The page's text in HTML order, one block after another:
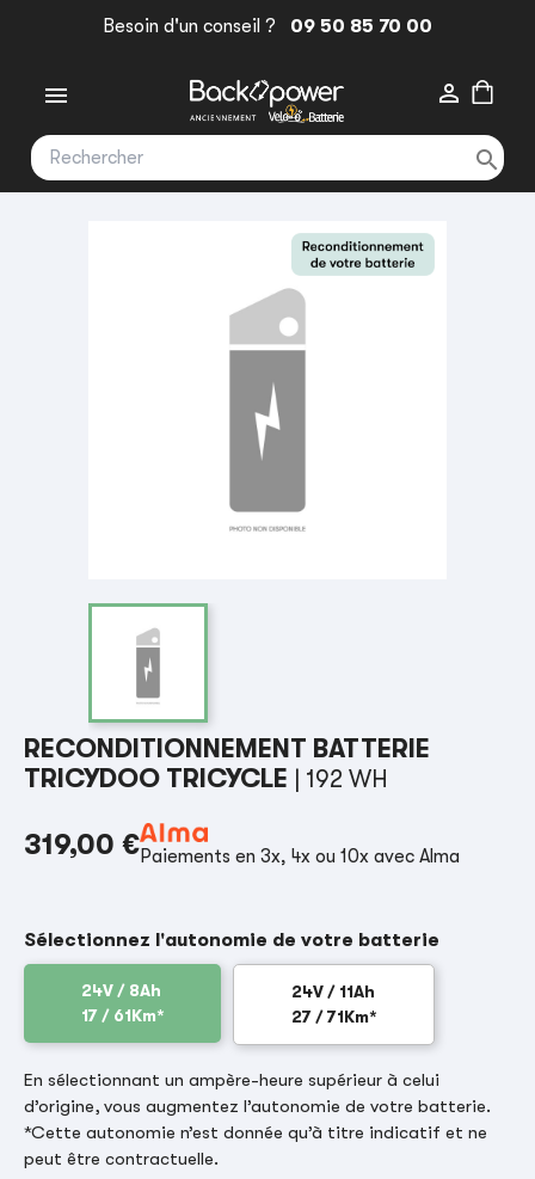
Besoin d'un conseil ? 09 50 85 70 00
 

RECONDITIONNEMENT BATTERIE
TRICYDOO TRICYCLE
| 192 WH
319,00 €Paiements en 3x, 4x ou 10x avec Alma
Sélectionnez l'autonomie de votre batterie
24V / 8Ah
17 / 61Km*
24V / 11Ah
27 / 71Km*
En sélectionnant un ampère-heure supérieur à celui
d’origine, vous augmentez l’autonomie de votre batterie.
*Cette autonomie n’est donnée qu’à titre indicatif et ne
peut être contractuelle.